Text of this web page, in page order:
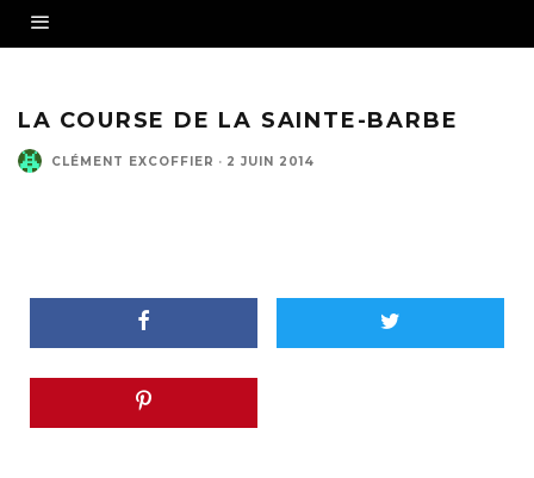
LA COURSE DE LA SAINTE-BARBE
CLÉMENT EXCOFFIER · 2 JUIN 2014